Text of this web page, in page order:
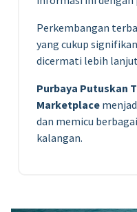
Perkembangan
yang cukup
dicermati lebih
Purbaya Putuskan
Marketplace
dan memicu
kalangan.